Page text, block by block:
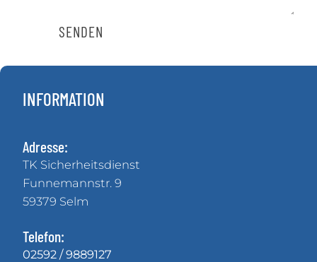
INFORMATION
Adresse:
TK Sicherheitsdienst
Funnemannstr. 9
59379 Selm
Telefon:
02592 / 9889127
SENDEN